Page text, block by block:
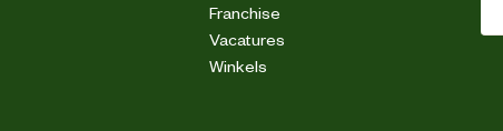
Franchise
Vacatures
Winkels